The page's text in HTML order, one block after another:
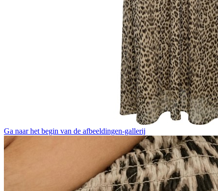
Ga naar het begin van de afbeeldingen-gallerij